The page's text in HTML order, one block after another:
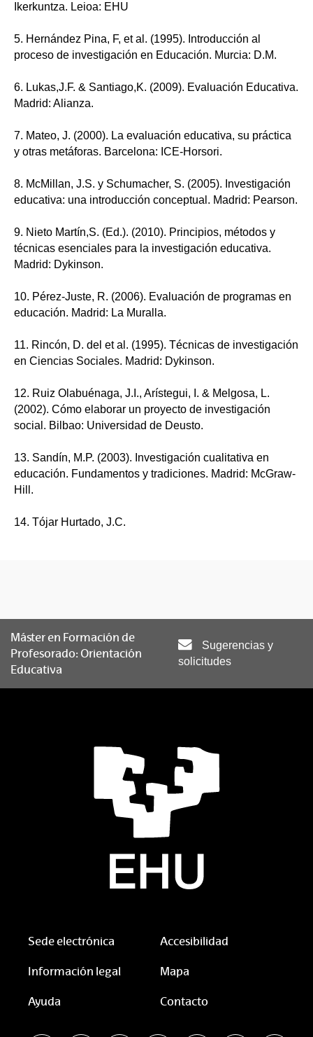
Ikerkuntza. Leioa: EHU
5. Hernández Pina, F, et al. (1995). Introducción al
proceso de investigación en Educación. Murcia: D.M.
6. Lukas,J.F. & Santiago,K. (2009). Evaluación Educativa.
Madrid: Alianza.
7. Mateo, J. (2000). La evaluación educativa, su práctica
y otras metáforas. Barcelona: ICE-Horsori.
8. McMillan, J.S. y Schumacher, S. (2005). Investigación
educativa: una introducción conceptual. Madrid: Pearson.
9. Nieto Martín,S. (Ed.). (2010). Principios, métodos y
técnicas esenciales para la investigación educativa.
Madrid: Dykinson.
10. Pérez-Juste, R. (2006). Evaluación de programas en
educación. Madrid: La Muralla.
11. Rincón, D. del et al. (1995). Técnicas de investigación
en Ciencias Sociales. Madrid: Dykinson.
12. Ruiz Olabuénaga, J.I., Arístegui, I. & Melgosa, L.
(2002). Cómo elaborar un proyecto de investigación
social. Bilbao: Universidad de Deusto.
13. Sandín, M.P. (2003). Investigación cualitativa en
educación. Fundamentos y tradiciones. Madrid: McGraw-
Hill.
14. Tójar Hurtado, J.C.
Máster en Formación de
Profesorado: Orientación
Educativa
Sugerencias y
solicitudes
Sede electrónica Accesibilidad
Información legal Mapa
Ayuda Contacto